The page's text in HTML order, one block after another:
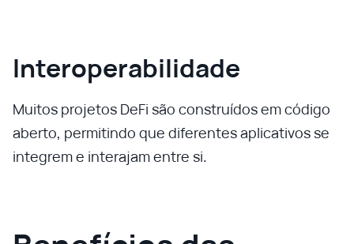
Interoperabilidade
Muitos projetos DeFi são construídos em código
aberto, permitindo que diferentes aplicativos se
integrem e interajam entre si.